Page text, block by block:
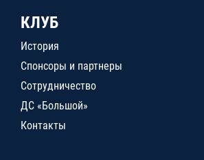
КЛУБ
История
Спонсоры и партнеры
Сотрудничество
ДС «Большой»
Контакты